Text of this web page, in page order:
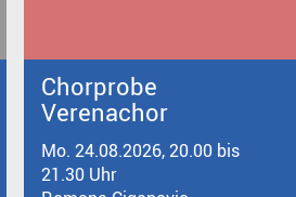
Chorprobe
Verenachor
Mo. 24.08.2026, 20.00 bis
21.30 Uhr